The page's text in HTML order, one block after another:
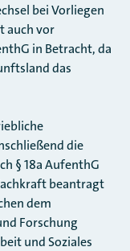
bei Vorliegen
auch vor
in Betracht, da
das
die
§ 18a AufenthG
beantragt
dem
Forschung
und Soziales